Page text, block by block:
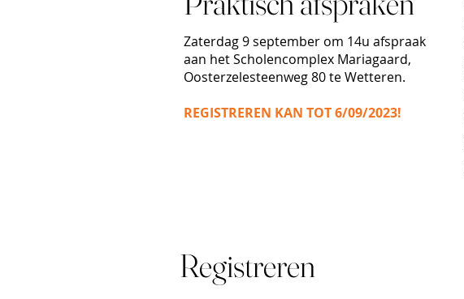
Zaterdag 9 september om 14u afspraak
aan het Scholencomplex Mariagaard,
Oosterzelesteenweg 80 te Wetteren.
REGISTREREN KAN TOT 6/09/2023!
Registreren